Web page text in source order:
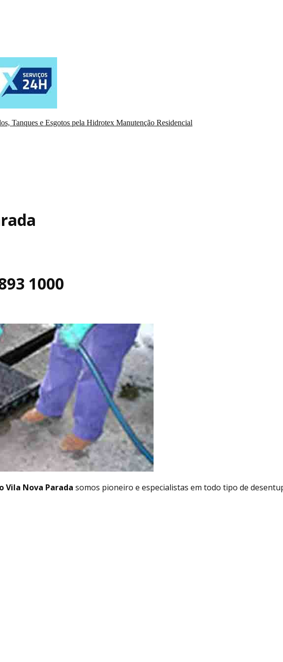
Tanques e Esgotos pela Hidrotex Manutenção Residencial
1000
Vila Nova Parada somos pioneiro e especialistas em todo tipo de